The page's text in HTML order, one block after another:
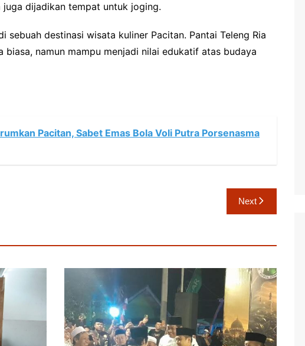
juga dijadikan tempat untuk joging.
sebuah destinasi wisata kuliner Pacitan. Pantai Teleng Ria
biasa, namun mampu menjadi nilai edukatif atas budaya
Pacitan, Sabet Emas Bola Voli Putra Porsenasma
Next